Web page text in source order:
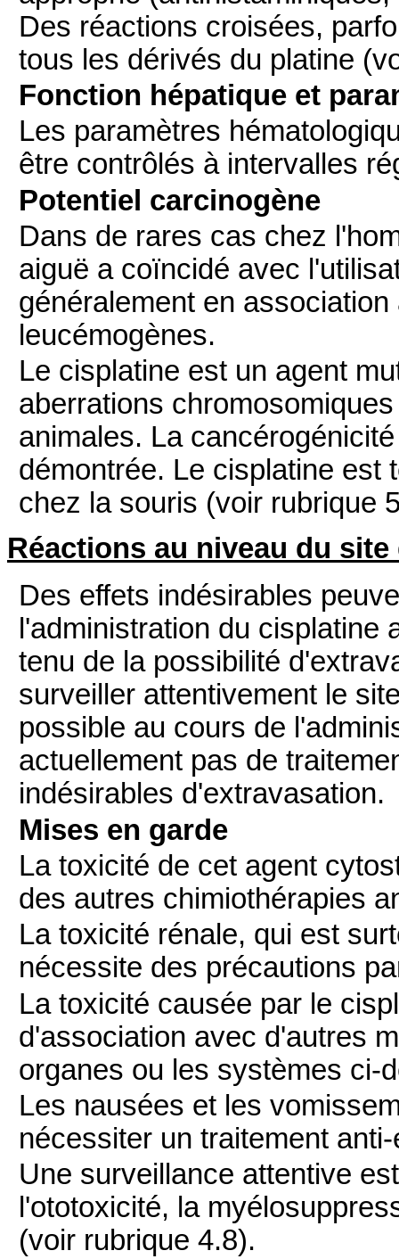
Des réactions croisées,
tous les dérivés du platine
Fonction hépatique et
Les paramètres
être contrôlés à intervalles
Potentiel carcinogène
Dans de rares cas chez
aiguë a coïncidé avec
généralement en
leucémogènes.
Le cisplatine est un agent
aberrations
animales. La
démontrée. Le cisplatine est
chez la souris (voir rubrique
Réactions au niveau du
Des effets indésirables
l'administration du cisplatine
tenu de la possibilité
surveiller attentivement le
possible au cours de
actuellement pas de
indésirables d'extravasation.
Mises en garde
La toxicité de cet agent
des autres chimiothérapies
La toxicité rénale, qui est
nécessite des précautions
La toxicité causée par le
d'association avec d'autres
organes ou les systèmes ci-
Les nausées et les
nécessiter un traitement
Une surveillance attentive
l'ototoxicité, la
(voir rubrique 4.8).